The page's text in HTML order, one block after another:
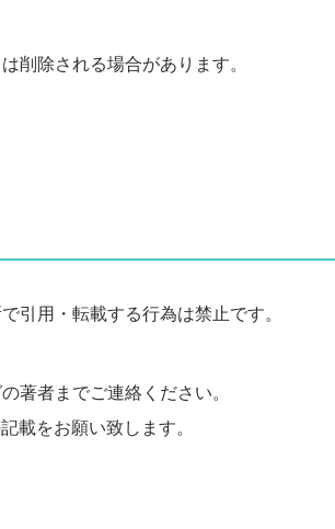
削除される場合があります。
引用・転載する行為は禁止です。
著者までご連絡ください。
載をお願い致します。